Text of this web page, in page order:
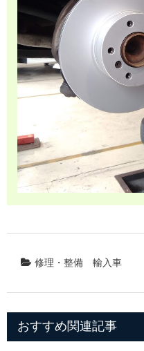
修理・整備 輸入車
おすすめ関連記事